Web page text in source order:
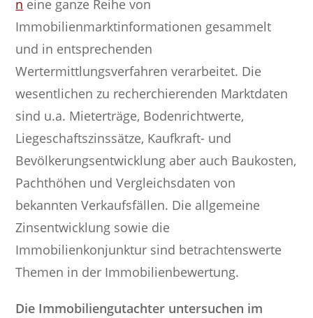
n eine ganze Reihe von
Immobilienmarktinformationen gesammelt
und in entsprechenden
Wertermittlungsverfahren verarbeitet. Die
wesentlichen zu recherchierenden Marktdaten
sind u.a. Mieterträge, Bodenrichtwerte,
Liegeschaftszinssätze, Kaufkraft- und
Bevölkerungsentwicklung aber auch Baukosten,
Pachthöhen und Vergleichsdaten von
bekannten Verkaufsfällen. Die allgemeine
Zinsentwicklung sowie die
Immobilienkonjunktur sind betrachtenswerte
Themen in der Immobilienbewertung.
Die Immobiliengutachter untersuchen im